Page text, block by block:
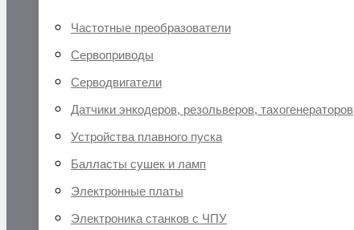
Частотные преобразователи
Сервоприводы
Серводвигатели
Датчики энкодеров, резольверов, тахогенераторов
Устройства плавного пуска
Балласты сушек и ламп
Электронные платы
Электроника станков с ЧПУ